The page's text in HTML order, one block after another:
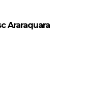
Araraquara